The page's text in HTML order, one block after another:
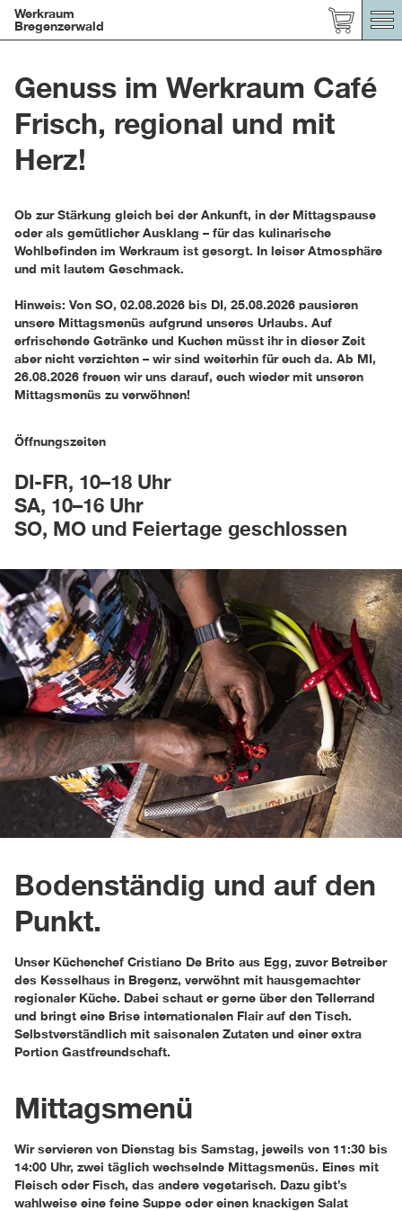
Werkraum
Bregenzerwald
Genuss im Werkraum Café
Frisch, regional und mit
Herz!
Ob zur Stärkung gleich bei der Ankunft, in der Mittagspause
oder als gemütlicher Ausklang – für das kulinarische
Wohlbefinden im Werkraum ist gesorgt. In leiser Atmosphäre
und mit lautem Geschmack.
Hinweis: Von SO, 02.08.2026 bis DI, 25.08.2026 pausieren
unsere Mittagsmenüs aufgrund unseres Urlaubs. Auf
erfrischende Getränke und Kuchen müsst ihr in dieser Zeit
aber nicht verzichten – wir sind weiterhin für euch da. Ab MI,
26.08.2026 freuen wir uns darauf, euch wieder mit unseren
Mittagsmenüs zu verwöhnen!
Öffnungszeiten
DI-FR, 10–18 Uhr
SA, 10–16 Uhr
SO, MO und Feiertage geschlossen
Bodenständig und auf den
Punkt.
Unser Küchenchef Cristiano De Brito aus Egg, zuvor Betreiber
des Kesselhaus in Bregenz, verwöhnt mit hausgemachter
regionaler Küche. Dabei schaut er gerne über den Tellerrand
und bringt eine Brise internationalen Flair auf den Tisch.
Selbstverständlich mit saisonalen Zutaten und einer extra
Portion Gastfreundschaft.
Mittagsmenü
Wir servieren von Dienstag bis Samstag, jeweils von 11:30 bis
14:00 Uhr, zwei täglich wechselnde Mittagsmenüs. Eines mit
Fleisch oder Fisch, das andere vegetarisch. Dazu gibt’s
wahlweise eine feine Suppe oder einen knackigen Salat